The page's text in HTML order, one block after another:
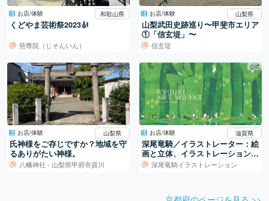
お店/体験 和歌山県
くどやま芸術祭2023🎻
慈尊院（じそんいん）
お店/体験 山梨県
山梨武田史跡巡り〜甲斐市エリア
①「信玄堤」〜
信玄堤
お店/体験 山梨県
氏神様をご存じですか？地域を守
るありがたい神様。
八幡神社 - 山梨県甲府市貢川
公式
お店/体験 滋賀県
深尾竜騎／イラストレーター：絵
画と立体、イラストレーションの
世界深尾竜騎イラストレーション